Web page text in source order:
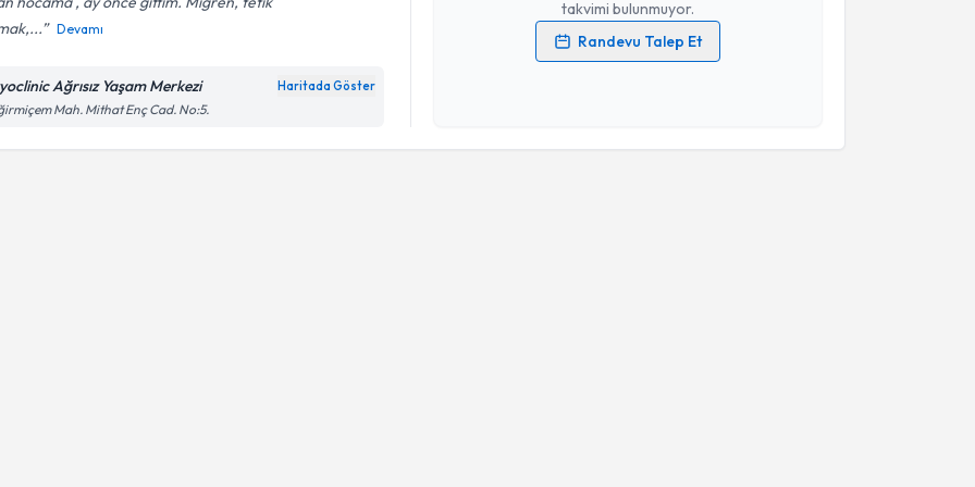
Devamı
Ağrısız Yaşam Merkezi Haritada Göster
Mah. Mithat Enç Cad. No:5.
takvimi bulunmuyor.
Randevu Talep Et
Kişisel verilerimin işlenmesine ilişkinAydınlatma Metni